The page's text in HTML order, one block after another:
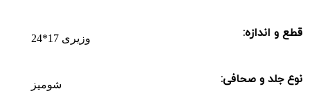
قطع و اندازه: وزیری 17*24
نوع جلد و صحافی: شومیز